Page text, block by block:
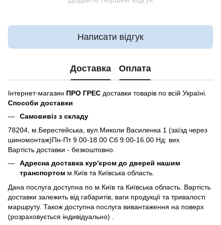
Написати відгук
Доставка Оплата
Інтернет-магазин ПРО ГРЕС доставки товарів по всій Україні.
Способи доставки
Самовивіз з складу
78204, м.Берестейська, вул.Миколи Василенка 1 (заїзд через
шиномонтаж)Пн-Пт 9.00-18.00 Сб 9.00-16.00 Нд: вих
Вартість доставки - безкоштовно.
Адресна доставка кур'єром до дверей нашим
транспортом м.Київ та Київська область.
Дана послуга доступна по м.Київ та Київська область. Вартість
доставки залежить від габаритів, ваги продукції та тривалості
маршруту. Також доступна послуга вивантаження на поверх
(розраховується індивідуально) .